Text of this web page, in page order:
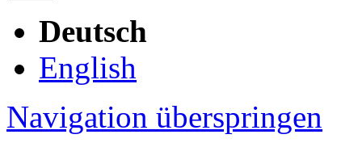
Deutsch
English
Navigation überspringen